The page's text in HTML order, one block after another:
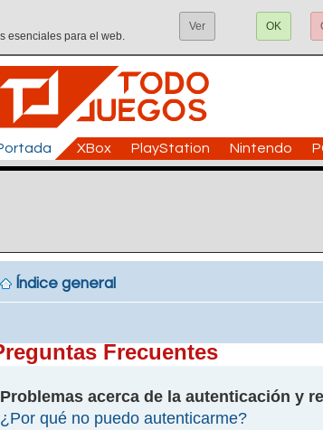
esenciales para el web.
Ver OK
XBox PlayStation Nintendo
Índice general
Frecuentes
Problemas acerca de la autenticación y
¿Por qué no puedo autenticarme?